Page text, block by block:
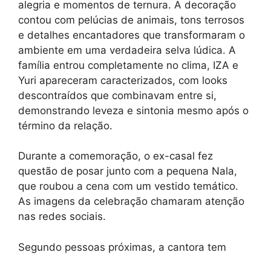
alegria e momentos de ternura. A decoração
contou com pelúcias de animais, tons terrosos
e detalhes encantadores que transformaram o
ambiente em uma verdadeira selva lúdica. A
família entrou completamente no clima, IZA e
Yuri apareceram caracterizados, com looks
descontraídos que combinavam entre si,
demonstrando leveza e sintonia mesmo após o
término da relação.
Durante a comemoração, o ex-casal fez
questão de posar junto com a pequena Nala,
que roubou a cena com um vestido temático.
As imagens da celebração chamaram atenção
nas redes sociais.
Segundo pessoas próximas, a cantora tem